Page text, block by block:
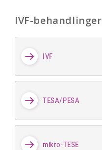
IVF-behandlinger
IVF
TESA/PESA
mikro-TESE